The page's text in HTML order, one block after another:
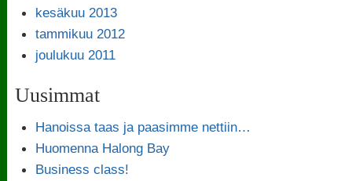
kesäkuu 2013
tammikuu 2012
joulukuu 2011
Uusimmat
Hanoissa taas ja paasimme nettiin…
Huomenna Halong Bay
Business class!